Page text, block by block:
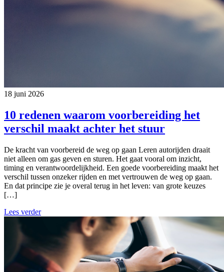
18 juni 2026
10 redenen waarom voorbereiding het
verschil maakt achter het stuur
De kracht van voorbereid de weg op gaan Leren autorijden draait
niet alleen om gas geven en sturen. Het gaat vooral om inzicht,
timing en verantwoordelijkheid. Een goede voorbereiding maakt het
verschil tussen onzeker rijden en met vertrouwen de weg op gaan.
En dat principe zie je overal terug in het leven: van grote keuzes
[…]
Lees verder